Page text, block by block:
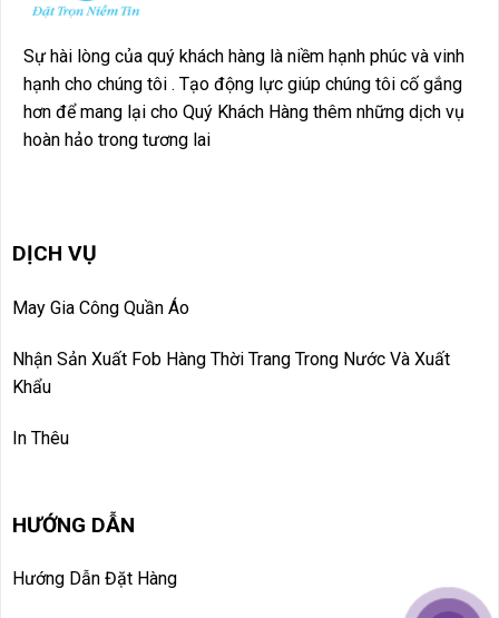
Sự hài lòng của quý khách hàng là niềm hạnh phúc và vinh
hạnh cho chúng tôi . Tạo động lực giúp chúng tôi cố gắng
hơn để mang lại cho Quý Khách Hàng thêm những dịch vụ
hoàn hảo trong tương lai
DỊCH VỤ
May Gia Công Quần Áo
Nhận Sản Xuất Fob Hàng Thời Trang Trong Nước Và Xuất
Khẩu
In Thêu
HƯỚNG DẪN
Hướng Dẫn Đặt Hàng